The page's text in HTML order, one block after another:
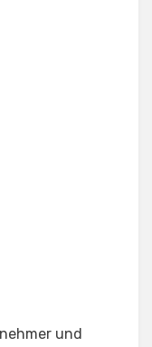
und